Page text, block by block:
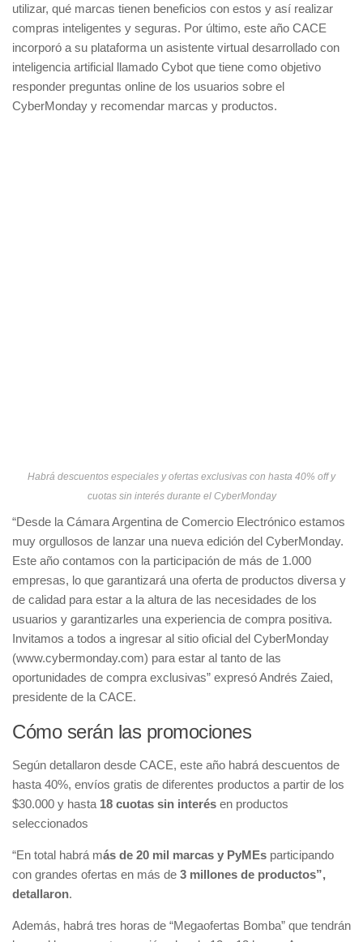
utilizar, qué marcas tienen beneficios con estos y así realizar
compras inteligentes y seguras. Por último, este año CACE
incorporó a su plataforma un asistente virtual desarrollado con
inteligencia artificial llamado Cybot que tiene como objetivo
responder preguntas online de los usuarios sobre el
CyberMonday y recomendar marcas y productos.
Habrá descuentos especiales y ofertas exclusivas con hasta 40% off y
cuotas sin interés durante el CyberMonday
“Desde la Cámara Argentina de Comercio Electrónico estamos
muy orgullosos de lanzar una nueva edición del CyberMonday.
Este año contamos con la participación de más de 1.000
empresas, lo que garantizará una oferta de productos diversa y
de calidad para estar a la altura de las necesidades de los
usuarios y garantizarles una experiencia de compra positiva.
Invitamos a todos a ingresar al sitio oficial del CyberMonday
(www.cybermonday.com) para estar al tanto de las
oportunidades de compra exclusivas” expresó Andrés Zaied,
presidente de la CACE.
Cómo serán las promociones
Según detallaron desde CACE, este año habrá descuentos de
hasta 40%, envíos gratis de diferentes productos a partir de los
$30.000 y hasta 18 cuotas sin interés en productos
seleccionados
“En total habrá más de 20 mil marcas y PyMEs participando
con grandes ofertas en más de 3 millones de productos”,
detallaron.
Además, habrá tres horas de “Megaofertas Bomba” que tendrán